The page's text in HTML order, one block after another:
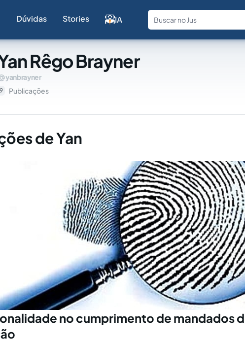
Dúvidas Stories IA
Fale com a IA
Rêgo Brayner
yanbrayner
9 Publicações
de Yan
no cumprimento de mandados